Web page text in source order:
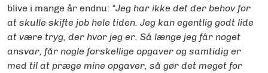
blive i mange år endnu: “Jeg har ikke det der behov for
at skulle skifte job hele tiden. Jeg kan egentlig godt lide
at være tryg, der hvor jeg er. Så længe jeg får noget
ansvar, får nogle forskellige opgaver og samtidig er
med til at præge mine opgaver, så gør det meget for